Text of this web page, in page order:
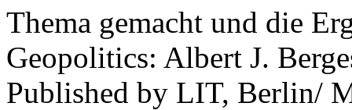
Thema gemacht und die
Geopolitics: Albert J.
Published by LIT, Berlin/